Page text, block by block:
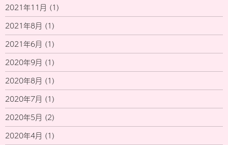
2021年11月 (1)
2021年8月 (1)
2021年6月 (1)
2020年9月 (1)
2020年8月 (1)
2020年7月 (1)
2020年5月 (2)
2020年4月 (1)